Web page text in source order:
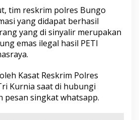
k
a
t
a
K
s
a
t
R
tim reskrim polres Bungo
yang didapat berhasil
yang di sinyalir merupakan
emas ilegal hasil PETI
Kasat Reskrim Polres
Kurnia saat di hubungi
pesan singkat whatsapp.